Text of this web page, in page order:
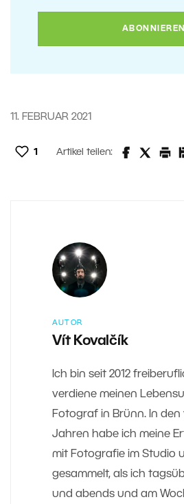
11. FEBRUAR 2021
1 Artikel teilen:
AUTOR
Vít Kovalčík
Ich bin seit 2012
verdiene meinen
Fotograf in Brünn. In
Jahren habe ich meine
mit Fotografie im Studio
gesammelt, als ich
und abends und am